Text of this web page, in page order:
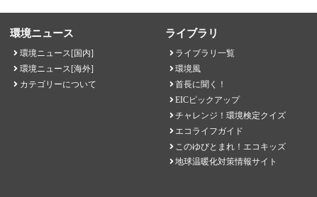
環境ニュース
環境ニュース[国内]
環境ニュース[海外]
カテゴリーについて
ライブラリ
ライブラリ一覧
環境風
首長に聞く！
EICピックアップ
チャレンジ！環境検定クイズ
エコライフガイド
このゆびとまれ！エコキッズ
地球温暖化対策情報サイト